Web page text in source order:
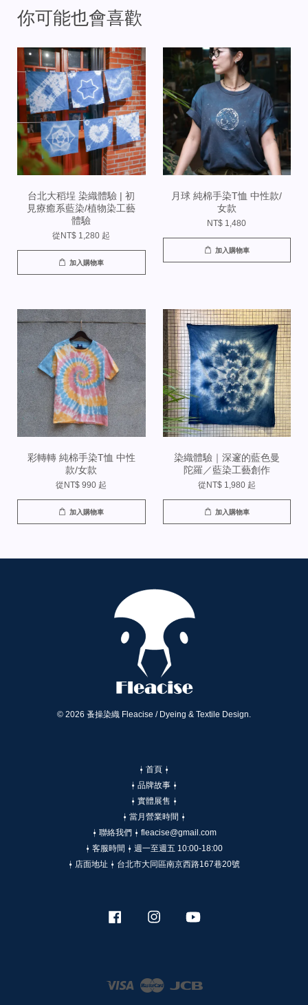
你可能也會喜歡
台北大稻埕 染織體驗 | 初
見療癒系藍染/植物染工藝
體驗
從 NT$ 1,280 起
加入購物車
月球 純棉手染T恤 中性款/
女款
NT$ 1,480
加入購物車
彩轉轉 純棉手染T恤 中性
款/女款
從 NT$ 990 起
加入購物車
染織體驗｜深邃的藍色曼
陀羅／藍染工藝創作
從 NT$ 1,980 起
加入購物車
© 2026 蚤操染織 Fleacise / Dyeing & Textile Design.
⍿ 首頁 ⍿
⍿ 品牌故事 ⍿
⍿ 實體展售 ⍿
⍿ 當月營業時間 ⍿
⍿ 聯絡我們 ⍿ fleacise@gmail.com
⍿ 客服時間 ⍿ 週一至週五 10:00-18:00
⍿ 店面地址 ⍿ 台北市大同區南京西路167巷20號
Facebook Instagram
Visa Master